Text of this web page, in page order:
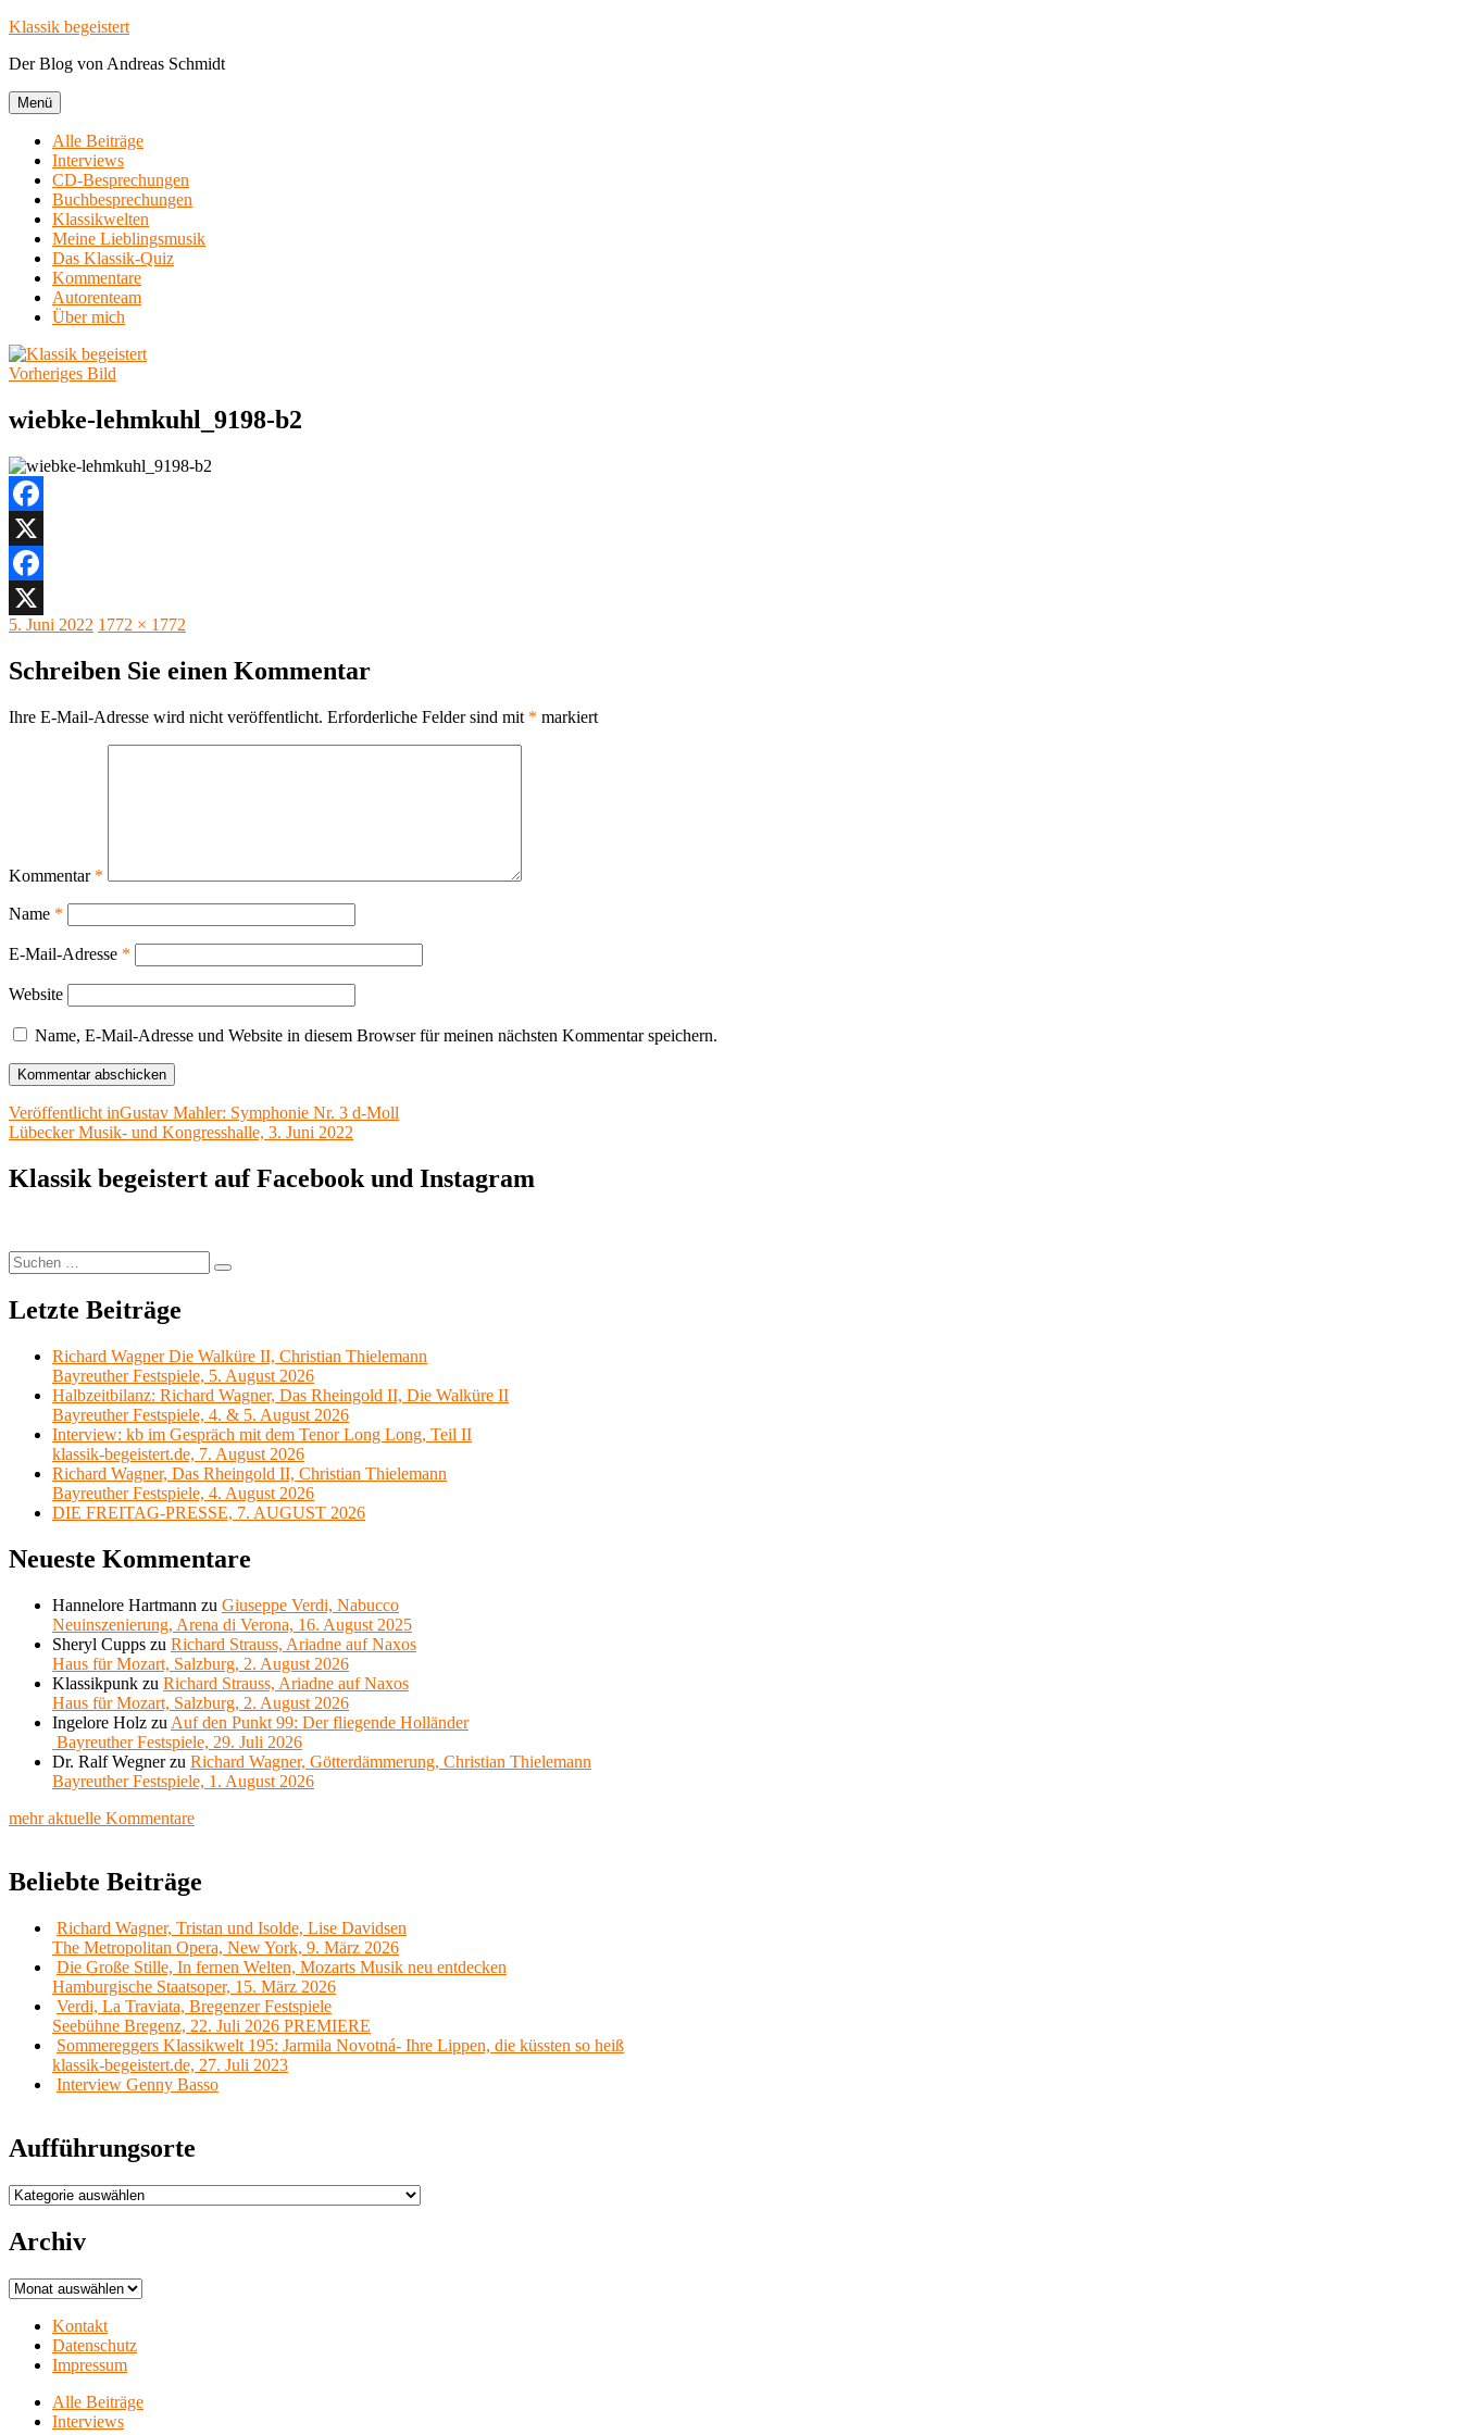
Zum
springen
Klassik begeistert
Der Blog von Andreas Schmidt
Menü
Alle Beiträge
Interviews
CD-Besprechungen
Buchbesprechungen
Klassikwelten
Meine Lieblingsmusik
Das Klassik-Quiz
Kommentare
Autorenteam
Über mich
Vorheriges Bild
wiebke-lehmkuhl_9198-b2
Facebook
X
Facebook
X
Veröffentlicht
5. Juni 2022 Originalgröße
1772 × 1772
Schreiben Sie einen Kommentar
Ihre E-Mail-Adresse wird nicht veröffentlicht. Erforderliche Felder sind mit * markiert
Kommentar *
Name *
E-Mail-Adresse *
Website
Name, E-Mail-Adresse und Website in diesem Browser für meinen nächsten Kommentar speichern.
Beitragsnavigation
Veröffentlicht inGustav Mahler: Symphonie Nr. 3 d-Moll
Lübecker Musik- und Kongresshalle, 3. Juni 2022
Klassik begeistert auf Facebook und Instagram
Suchen
nach:
Suchen
Letzte Beiträge
Richard Wagner Die Walküre II, Christian Thielemann
Bayreuther Festspiele, 5. August 2026
Halbzeitbilanz: Richard Wagner, Das Rheingold II, Die Walküre II
Bayreuther Festspiele, 4. & 5. August 2026
Interview: kb im Gespräch mit dem Tenor Long Long, Teil II
klassik-begeistert.de, 7. August 2026
Richard Wagner, Das Rheingold II, Christian Thielemann
Bayreuther Festspiele, 4. August 2026
DIE FREITAG-PRESSE, 7. AUGUST 2026
Neueste Kommentare
Hannelore Hartmann zu Giuseppe Verdi, Nabucco
Neuinszenierung, Arena di Verona, 16. August 2025
Sheryl Cupps zu Richard Strauss, Ariadne auf Naxos
Haus für Mozart, Salzburg, 2. August 2026
Klassikpunk zu Richard Strauss, Ariadne auf Naxos
Haus für Mozart, Salzburg, 2. August 2026
Ingelore Holz zu Auf den Punkt 99: Der fliegende Holländer
Bayreuther Festspiele, 29. Juli 2026
Dr. Ralf Wegnerzu Richard Wagner, Götterdämmerung, Christian Thielemann
Bayreuther Festspiele, 1. August 2026
mehr aktuelle Kommentare
Beliebte Beiträge
Richard Wagner, Tristan und Isolde, Lise Davidsen
The Metropolitan Opera, New York, 9. März 2026
Die Große Stille, In fernen Welten, Mozarts Musik neu entdecken
Hamburgische Staatsoper, 15. März 2026
Verdi, La Traviata, Bregenzer Festspiele
Seebühne Bregenz, 22. Juli 2026 PREMIERE
Sommereggers Klassikwelt 195: Jarmila Novotná- Ihre Lippen, die küssten so heiß
klassik-begeistert.de, 27. Juli 2023
Interview Genny Basso
Aufführungsorte
Aufführungsorte
Archiv
Archiv
Kontakt
Datenschutz
Impressum
Alle Beiträge
Interviews